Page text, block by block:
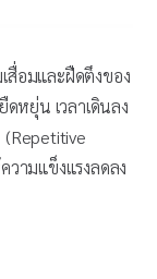
สื่อมและฝืดตึงของ
หยุ่น เวลาเดินลง
ามแข็งแรงลดลง